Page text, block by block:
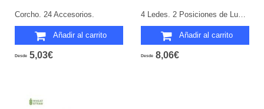
Corcho. 24 Accesorios.
Añadir al carrito
Desde 5,03€
Añadir al carrito
Desde 8,06€